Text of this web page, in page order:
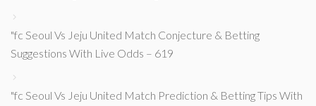
"fc Seoul Vs Jeju United Match Conjecture & Betting
Suggestions With Live Odds – 619
"fc Seoul Vs Jeju United Match Prediction & Betting Tips With